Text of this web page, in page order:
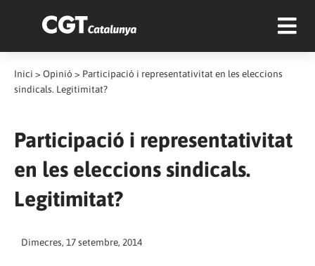
Inici > Opinió > Participació i representativitat en les eleccions
sindicals. Legitimitat?
Participació i representativitat
en les eleccions sindicals.
Legitimitat?
Dimecres, 17 setembre, 2014